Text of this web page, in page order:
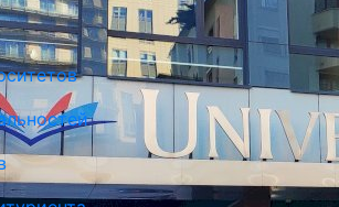
(Люблинский Технический